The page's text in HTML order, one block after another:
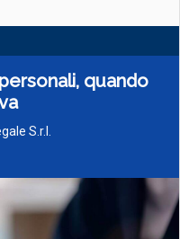
quando
S.r.l.